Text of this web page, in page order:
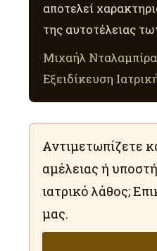
αποτελεί
της αυτοτέλειας
Μιχαήλ
Εξειδίκευση
Αντιμετωπίζετε
αμέλειας ή
ιατρικό λάθος;
μας.